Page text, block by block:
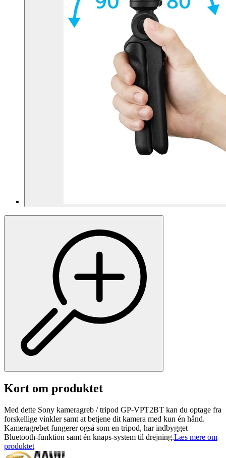
Kort om produktet
Med dette Sony kameragreb / tripod GP-VPT2BT kan du optage fra
forskellige vinkler samt at betjene dit kamera med kun én hånd.
Kameragrebet fungerer også som en tripod, har indbygget
Bluetooth-funktion samt én knaps-system til drejning.Læs mere om
produktet